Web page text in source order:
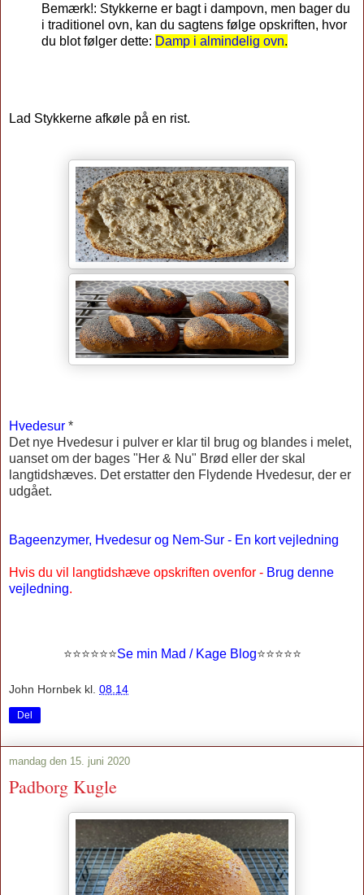
Bemærk!: Stykkerne er bagt i dampovn, men bager du
i traditionel ovn, kan du sagtens følge opskriften, hvor
du blot følger dette: Damp i almindelig ovn.
Lad Stykkerne afkøle på en rist.
Hvedesur *
Det nye Hvedesur i pulver er klar til brug og blandes i melet,
uanset om der bages "Her & Nu" Brød eller der skal
langtidshæves. Det erstatter den Flydende Hvedesur, der er
udgået.
Bageenzymer, Hvedesur og Nem-Sur - En kort vejledning
Hvis du vil langtidshæve opskriften ovenfor - Brug denne
vejledning.
⭐⭐⭐⭐⭐⭐Se min Mad / Kage Blog⭐⭐⭐⭐⭐
John Hornbek kl. 08.14
Del
mandag den 15. juni 2020
Padborg Kugle